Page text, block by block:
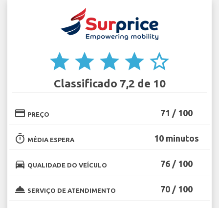
star star star star star_border
Classificado 7,2 de 10
credit_card PREÇO 71 / 100
timer MÉDIA ESPERA 10 minutos
directions_car QUALIDADE DO VEÍCULO 76 / 100
room_service SERVIÇO DE ATENDIMENTO 70 / 100